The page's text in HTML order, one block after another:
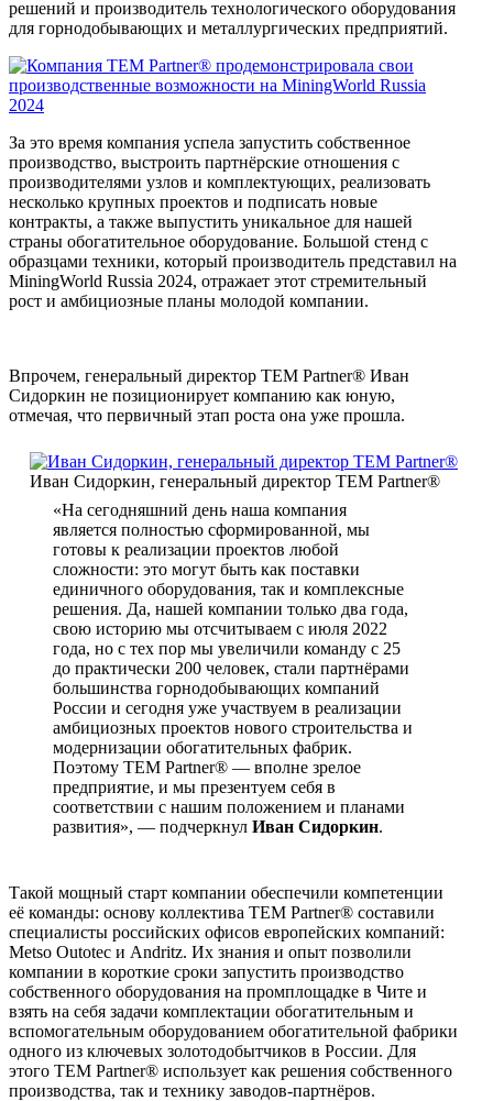
решений и производитель технологического оборудования
для горнодобывающих и металлургических предприятий.
За это время компания успела запустить собственное
производство, выстроить партнёрские отношения с
производителями узлов и комплектующих, реализовать
несколько крупных проектов и подписать новые
контракты, а также выпустить уникальное для нашей
страны обогатительное оборудование. Большой стенд с
образцами техники, который производитель представил на
MiningWorld Russia 2024, отражает этот стремительный
рост и амбициозные планы молодой компании.
Впрочем, генеральный директор TEM Partner® Иван
Сидоркин не позиционирует компанию как юную,
отмечая, что первичный этап роста она уже прошла.
Иван Сидоркин, генеральный директор TEM Partner®
«На сегодняшний день наша компания
является полностью сформированной, мы
готовы к реализации проектов любой
сложности: это могут быть как поставки
единичного оборудования, так и комплексные
решения. Да, нашей компании только два года,
свою историю мы отсчитываем с июля 2022
года, но с тех пор мы увеличили команду с 25
до практически 200 человек, стали партнёрами
большинства горнодобывающих компаний
России и сегодня уже участвуем в реализации
амбициозных проектов нового строительства и
модернизации обогатительных фабрик.
Поэтому TEM Partner® — вполне зрелое
предприятие, и мы презентуем себя в
соответствии с нашим положением и планами
развития», — подчеркнул Иван Сидоркин.
Такой мощный старт компании обеспечили компетенции
её команды: основу коллектива TEM Partner® составили
специалисты российских офисов европейских компаний:
Metso Outotec и Andritz. Их знания и опыт позволили
компании в короткие сроки запустить производство
собственного оборудования на промплощадке в Чите и
взять на себя задачи комплектации обогатительным и
вспомогательным оборудованием обогатительной фабрики
одного из ключевых золотодобытчиков в России. Для
этого TEM Partner® использует как решения собственного
производства, так и технику заводов-партнёров.